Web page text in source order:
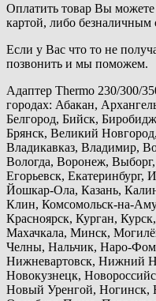
Оплатить товар Вы
картой, либо безналичным
Если у Вас что то не
позвонить и мы поможем.
Адаптер Thermo 230/300/
городах: Абакан,
Белгород, Бийск,
Брянск, Великий
Владикавказ, Владимир,
Вологда, Воронеж,
Егорьевск, Екатеринбург,
Йошкар-Ола, Казань,
Клин, Комсомольск-на-
Красноярск, Курган,
Махачкала, Минск,
Челны, Нальчик, Наро-
Нижневартовск, Нижний
Новокузнецк,
Новый Уренгой, Ногинск,